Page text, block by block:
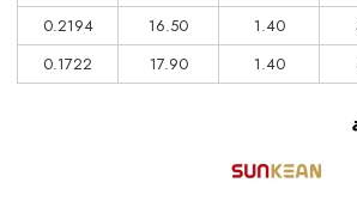
1.40
16.50
0.2194
1.40
17.90
0.1722